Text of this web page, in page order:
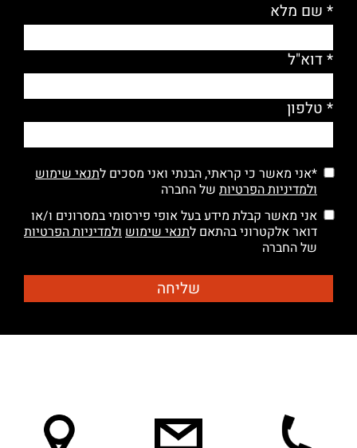
* שם מלא
* דוא"ל
* טלפון
*אני מאשר כי קראתי, הבנתי ואני מסכים לתנאי שימוש
ולמדיניות הפרטיות של החברה
אני מאשר קבלת מידע בעל אופי פירסומי במסרונים ו/או
דואר אלקטרוני בהתאם לתנאי שימוש ולמדיניות הפרטיות
של החברה